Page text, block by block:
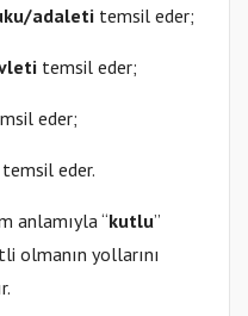
adaleti temsil eder;
temsil eder;
eder;
temsil eder.
anlamıyla “kutlu”
olmanın yollarını